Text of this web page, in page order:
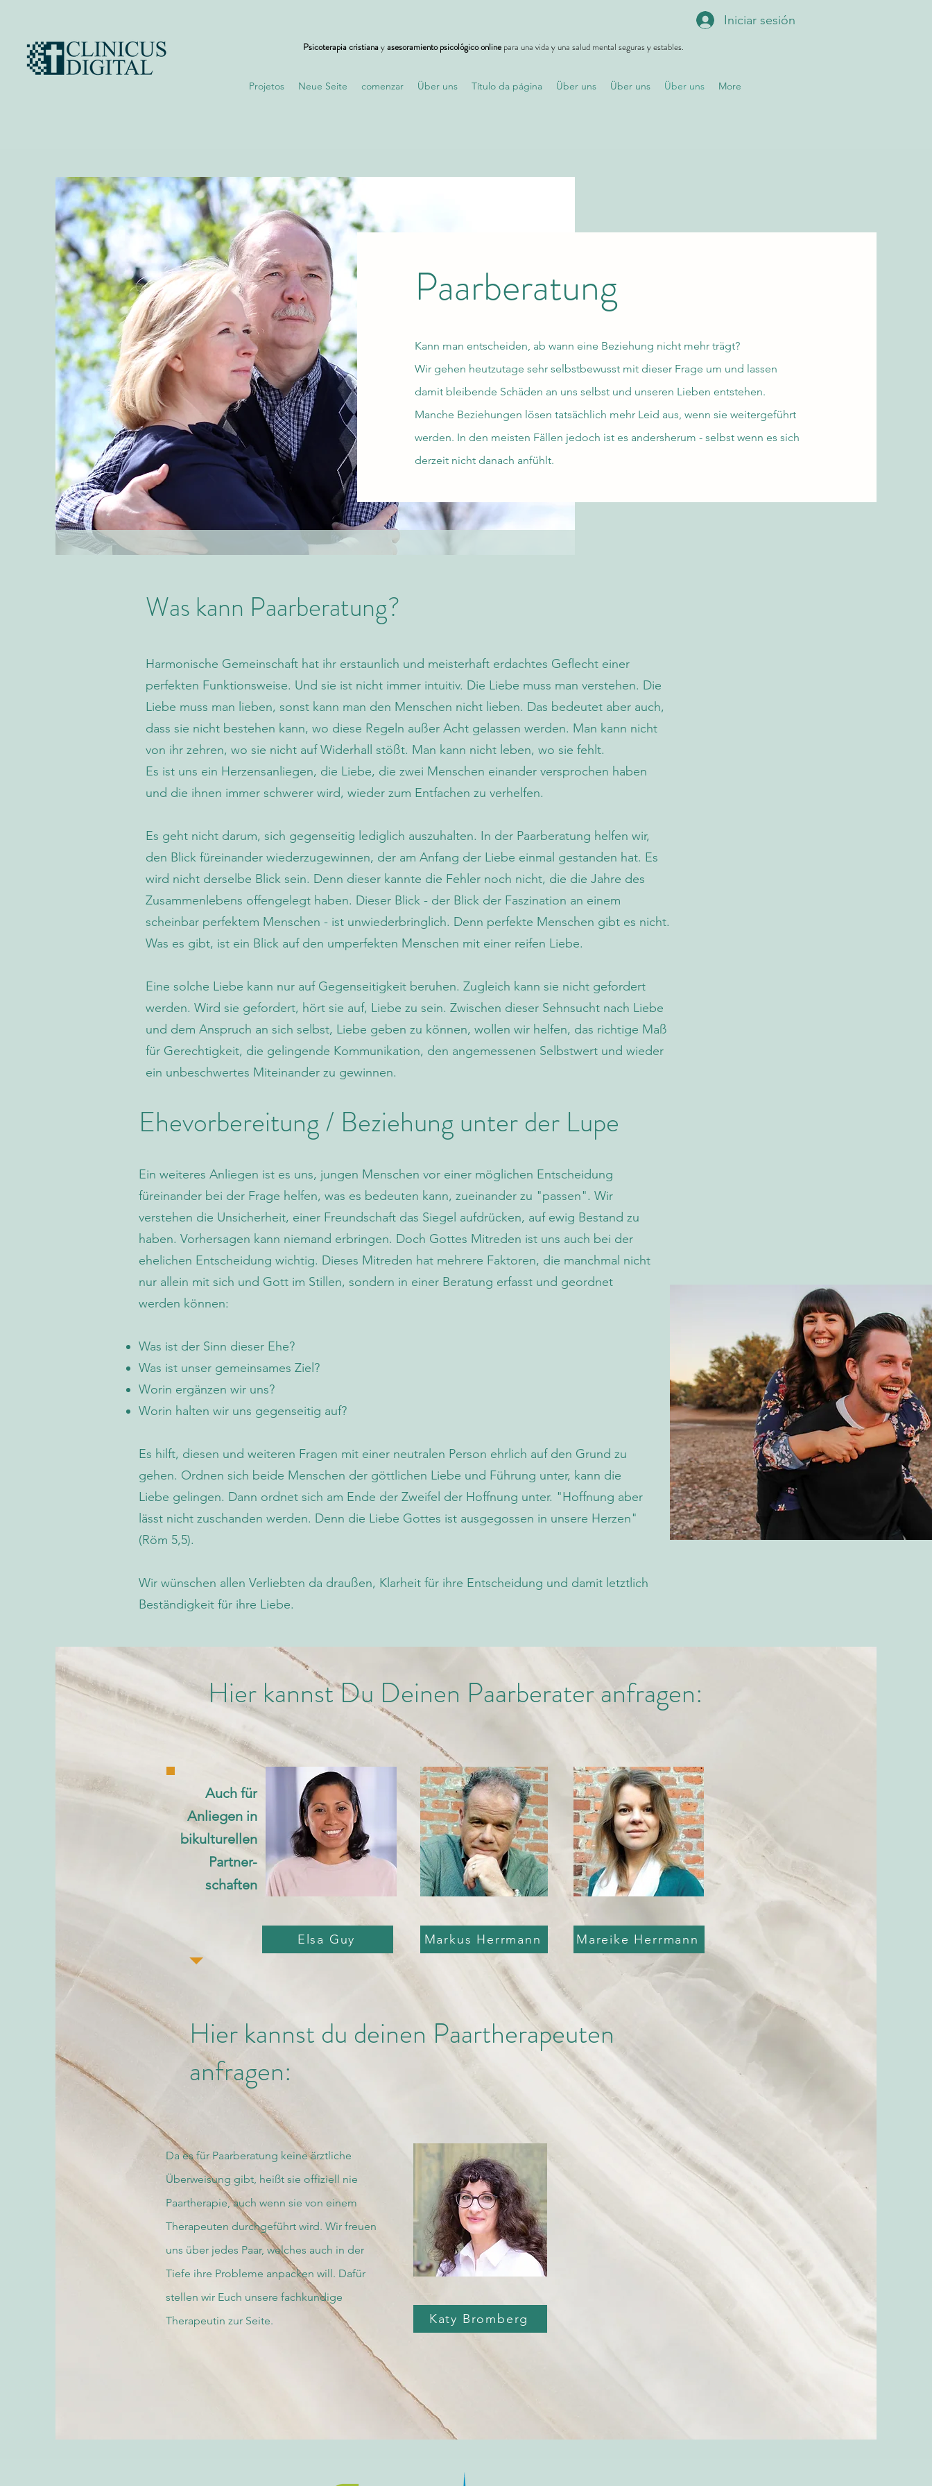
Psicoterapia cristianayasesoramiento psicológico online para una vida y una salud mental seguras y estables.
Projetos Neue Seite comenzar Über uns Título da página Über uns Über uns Über uns More
Iniciar sesión
Paarberatung
Kann man entscheiden, ab wann eine Beziehung nicht mehr trägt?
Wir gehen heutzutage sehr selbstbewusst mit dieser Frage um und lassen
damit bleibende Schäden an uns selbst und unseren Lieben entstehen.
Manche Beziehungen lösen tatsächlich mehr Leid aus, wenn sie weitergeführt
werden. In den meisten Fällen jedoch ist es andersherum - selbst wenn es sich
derzeit nicht danach anfühlt.
Was kann Paarberatung?
Harmonische Gemeinschaft hat ihr erstaunlich und meisterhaft erdachtes Geflecht einer
perfekten Funktionsweise. Und sie ist nicht immer intuitiv. Die Liebe muss man verstehen. Die
Liebe muss man lieben, sonst kann man den Menschen nicht lieben. Das bedeutet aber auch,
dass sie nicht bestehen kann, wo diese Regeln außer Acht gelassen werden. Man kann nicht
von ihr zehren, wo sie nicht auf Widerhall stößt. Man kann nicht leben, wo sie fehlt.
Es ist uns ein Herzensanliegen, die Liebe, die zwei Menschen einander versprochen haben
und die ihnen immer schwerer wird, wieder zum Entfachen zu verhelfen.
Es geht nicht darum, sich gegenseitig lediglich auszuhalten. In der Paarberatung helfen wir,
den Blick füreinander wiederzugewinnen, der am Anfang der Liebe einmal gestanden hat. Es
wird nicht derselbe Blick sein. Denn dieser kannte die Fehler noch nicht, die die Jahre des
Zusammenlebens offengelegt haben. Dieser Blick - der Blick der Faszination an einem
scheinbar perfektem Menschen - ist unwiederbringlich. Denn perfekte Menschen gibt es nicht.
Was es gibt, ist ein Blick auf den umperfekten Menschen mit einer reifen Liebe.
Eine solche Liebe kann nur auf Gegenseitigkeit beruhen. Zugleich kann sie nicht gefordert
werden. Wird sie gefordert, hört sie auf, Liebe zu sein. Zwischen dieser Sehnsucht nach Liebe
und dem Anspruch an sich selbst, Liebe geben zu können, wollen wir helfen, das richtige Maß
für Gerechtigkeit, die gelingende Kommunikation, den angemessenen Selbstwert und wieder
ein unbeschwertes Miteinander zu gewinnen.
Ehevorbereitung / Beziehung unter der Lupe
Ein weiteres Anliegen ist es uns,​ jungen Menschen vor einer möglichen Entscheidung
füreinander bei der Frage helfen, was es bedeuten kann, zueinander zu "passen". Wir
verstehen die Unsicherheit, einer Freundschaft das Siegel aufdrücken, auf ewig Bestand zu
haben. Vorhersagen kann niemand erbringen. Doch Gottes Mitreden ist uns auch bei der
ehelichen Entscheidung wichtig. Dieses Mitreden hat mehrere Faktoren, die manchmal nicht
nur allein mit sich und Gott im Stillen, sondern in einer Beratung erfasst und geordnet
werden können:
Was ist der Sinn dieser Ehe?
Was ist unser gemeinsames Ziel?
Worin ergänzen wir uns?
Worin halten wir uns gegenseitig auf?
​Es hilft, diesen und weiteren Fragen mit einer neutralen Person ehrlich auf den Grund zu
gehen. Ordnen sich beide Menschen der göttlichen Liebe und Führung unter, kann die
Liebe gelingen. Dann ordnet sich am Ende der Zweifel der Hoffnung unter. "Hoffnung aber
lässt nicht zuschanden werden. Denn die Liebe Gottes ist ausgegossen in unsere Herzen"
(Röm 5,5).
Wir wünschen allen Verliebten da draußen, Klarheit für ihre Entscheidung und damit letztlich
Beständigkeit für ihre Liebe.
Hier kannst Du Deinen Paarberater anfragen:
Auch für
Anliegen in
bikulturellen
Partner-
schaften
Elsa Guy Markus Herrmann Mareike Herrmann
Hier kannst du deinen Paartherapeuten
anfragen:
Da es für Paarberatung keine ärztliche
Überweisung gibt, heißt sie offiziell nie
Paartherapie, auch wenn sie von einem
Therapeuten durchgeführt wird. Wir freuen
uns über jedes Paar, welches auch in der
Tiefe ihre Probleme anpacken will. Dafür
stellen wir Euch unsere fachkundige
Therapeutin zur Seite.
Katy Bromberg